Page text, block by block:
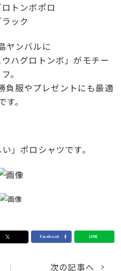
トンボポロ
ラック
ヤンバルに
ハグロトンボ」がモチー
フ。
負服やプレゼントにも最適
す。
」ポロシャツです。
次の記事へ